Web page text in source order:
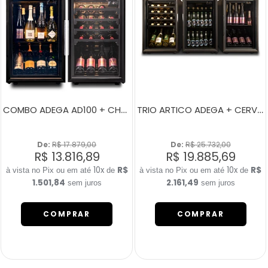
COMBO ADEGA AD100 + CHAMPANHEIRA CH100
De: R$ 17.879,00
R$ 13.816,89
10xde R$
1.501,84 sem juros
COMPRAR
TRIO ARTICO ADEGA + CERVEJEIRA + CHAMPANHEIRA
De: R$ 25.732,00
R$ 19.885,69
10x de R$
2.161,49 sem juros
COMPRAR